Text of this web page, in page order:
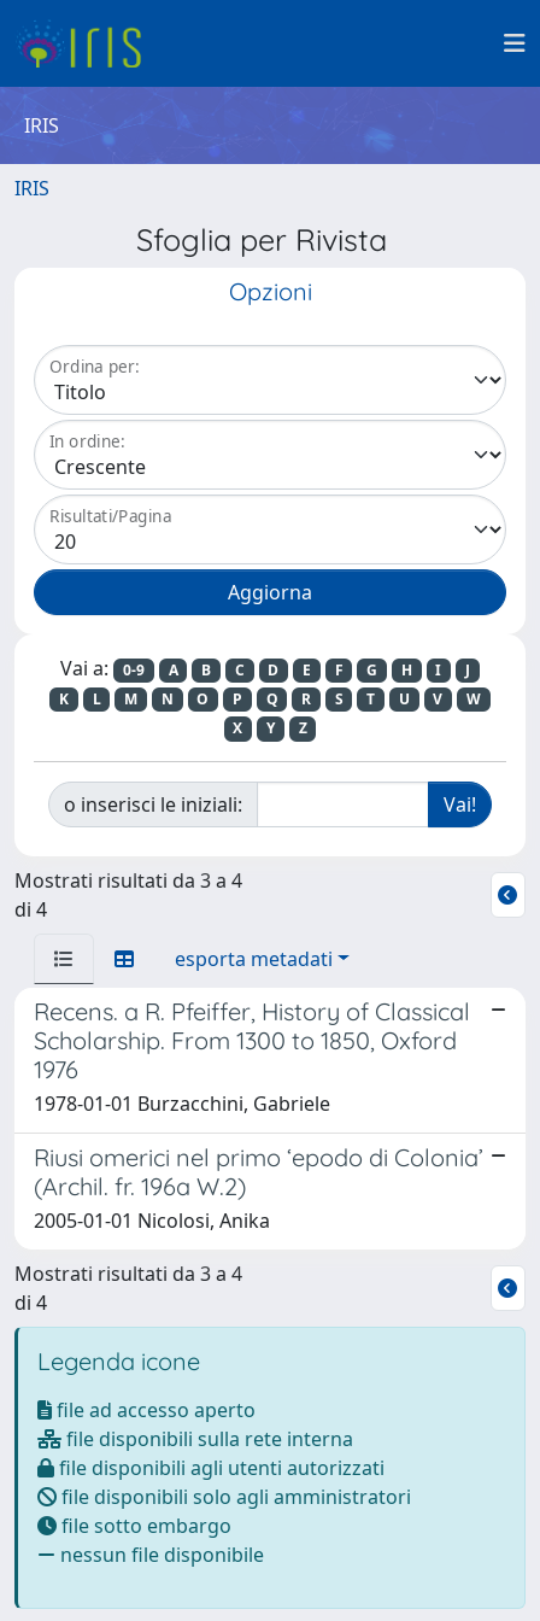
IRIS
IRIS
Sfoglia per Rivista
Opzioni
Ordina per:
In ordine:
Risultati/Pagina
Vai a: 0-9 A B C D E F G H I
J
K
L M N O P Q R S T U V
W
X
Y Z
o inserisci le iniziali:
Mostrati risultati da 3 a 4
di 4
esporta metadati
Recens. a R. Pfeiffer, History of Classical
Scholarship. From 1300 to 1850, Oxford
1976
1978-01-01 Burzacchini, Gabriele
Riusi omerici nel primo ‘epodo di Colonia’
(Archil. fr. 196a W.2)
2005-01-01 Nicolosi, Anika
Mostrati risultati da 3 a 4
di 4
Legenda icone
file ad accesso aperto
file disponibili sulla rete interna
file disponibili agli utenti autorizzati
file disponibili solo agli amministratori
file sotto embargo
nessun file disponibile